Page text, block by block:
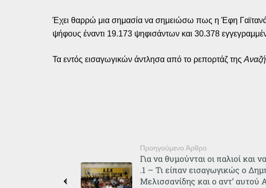
Έχει θαρρώ μια σημασία να σημειώσω πως η Έφη
ψήφους έναντι 19.173 ψηφισάντων και 30.378
Τα εντός εισαγωγικών άντλησα από το ρεπορτάζ της
Προηγούμενο Άρθρο
Για να θυμούνται οι παλιοί και
.1 – Τι είπαν εισαγωγικώς ο
Μελισσανίδης και ο αντ’ αυτού